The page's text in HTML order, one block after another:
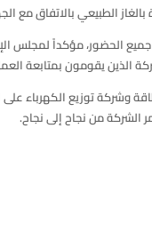
الطبيعي بالاتفاق مع
الحضور، مؤكداً لمجلس
الذين يقومون
وشركة توزيع الكهرباء
الشركة من نجاح إلى نجاح.